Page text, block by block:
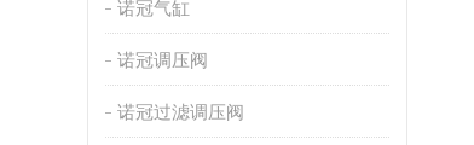
诺冠气缸
诺冠调压阀
诺冠过滤调压阀